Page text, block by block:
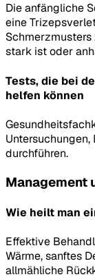
Die anfängliche
eine
stark ist oder
Tests, die bei
helfen können
durchführen.
Management
Wie heilt man
Effektive
Wärme, sanftes
allmähliche